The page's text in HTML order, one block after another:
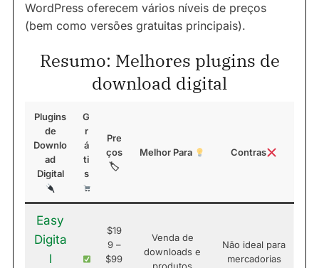
WordPress oferecem vários níveis de preços
(bem como versões gratuitas principais).
Resumo: Melhores plugins de
download digital
Plugins
de
Downlo
ad
Digital
G
r
á
ti
s
Pre
ços
🏷
Melhor Para Contras
Easy
Digita
l
$19
9 –
$99
Venda de
downloads e
Não ideal para
mercadorias